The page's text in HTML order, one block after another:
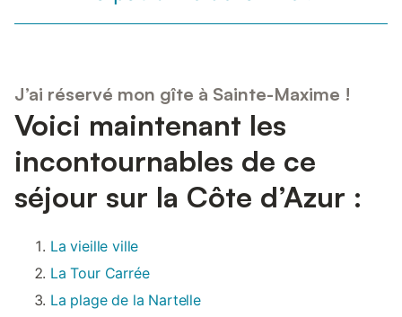
J’ai réservé mon gîte à Sainte-Maxime !
Voici maintenant les
incontournables de ce
séjour sur la Côte d’Azur :
La vieille ville
La Tour Carrée
La plage de la Nartelle